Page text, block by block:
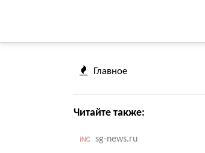
Главное
Читайте также:
sg-news.ru